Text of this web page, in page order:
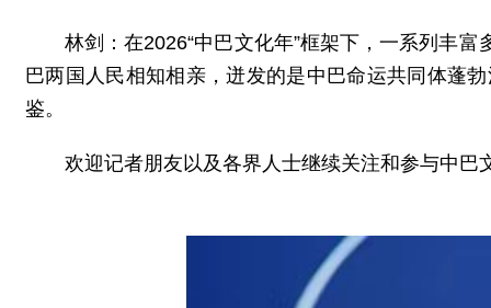
林剑：在2026“中巴文化年”框架下，一系列丰
巴两国人民相知相亲，迸发的是中巴命运共同体蓬
鉴。
欢迎记者朋友以及各界人士继续关注和参与中